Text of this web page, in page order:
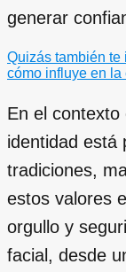
generar
Quizás también te
cómo influye en la
En el
identidad está
tradiciones,
estos valores
orgullo y
facial, desde